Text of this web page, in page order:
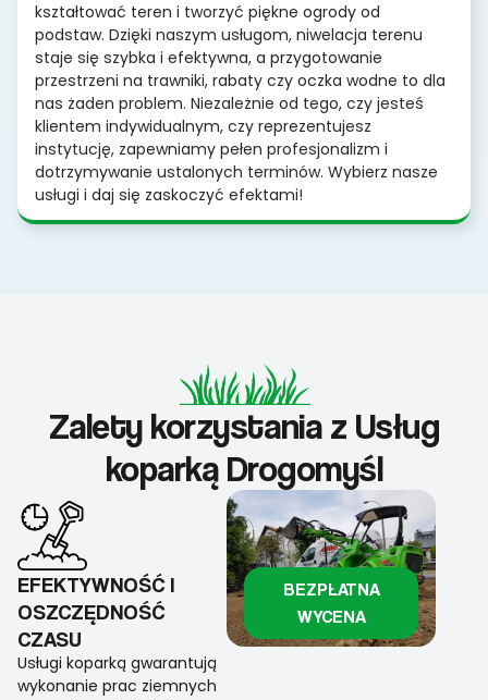
kształtować teren i tworzyć piękne ogrody od
podstaw. Dzięki naszym usługom, niwelacja terenu
staje się szybka i efektywna, a przygotowanie
przestrzeni na trawniki, rabaty czy oczka wodne to dla
nas żaden problem. Niezależnie od tego, czy jesteś
klientem indywidualnym, czy reprezentujesz
instytucję, zapewniamy pełen profesjonalizm i
dotrzymywanie ustalonych terminów. Wybierz nasze
usługi i daj się zaskoczyć efektami!
Zalety korzystania z Usług
koparką Drogomyśl
EFEKTYWNOŚĆ I
OSZCZĘDNOŚĆ
CZASU
Usługi koparką gwarantują
wykonanie prac ziemnych
BEZPŁATNA
WYCENA